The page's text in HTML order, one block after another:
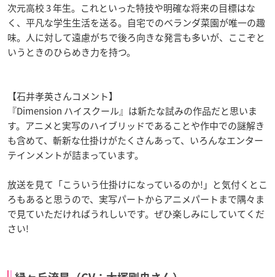
次元高校 3 年生。これといった特技や明確な将来の目標はな
く、平凡な学生生活を送る。自宅でのベランダ菜園が唯一の趣
味。人に対して遠慮がちで後ろ向きな発言も多いが、ここぞと
いうときのひらめき力を持つ。
【石井孝英さんコメント】
『Dimension ハイスクール』は新たな試みの作品だと思いま
す。アニメと実写のハイブリッドであることや作中での謎解き
も含めて、斬新な仕掛けがたくさんあって、いろんなエンター
テインメントが詰まっています。
放送を見て「こういう仕掛けになっているのか!」と気付くとこ
ろもあると思うので、実写パートからアニメパートまで隅々ま
で見ていただければうれしいです。ぜひ楽しみにしていてくだ
さい!